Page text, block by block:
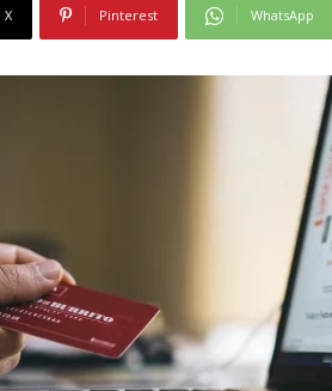
X Pinterest WhatsApp